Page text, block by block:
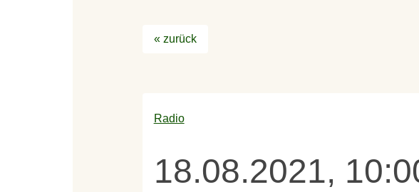
« zurück
Radio
18.08.2021,